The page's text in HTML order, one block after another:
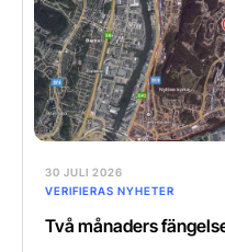
30 JULI 2026
VERIFIERAS NYHETER
Två månaders